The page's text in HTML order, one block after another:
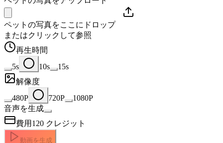
ペットの写真をここにドロップ
またはクリックして参照
再生時間
5s
10s
15s
解像度
480P
720P
1080P
音声を生成
費用 120 クレジット
動画を生成